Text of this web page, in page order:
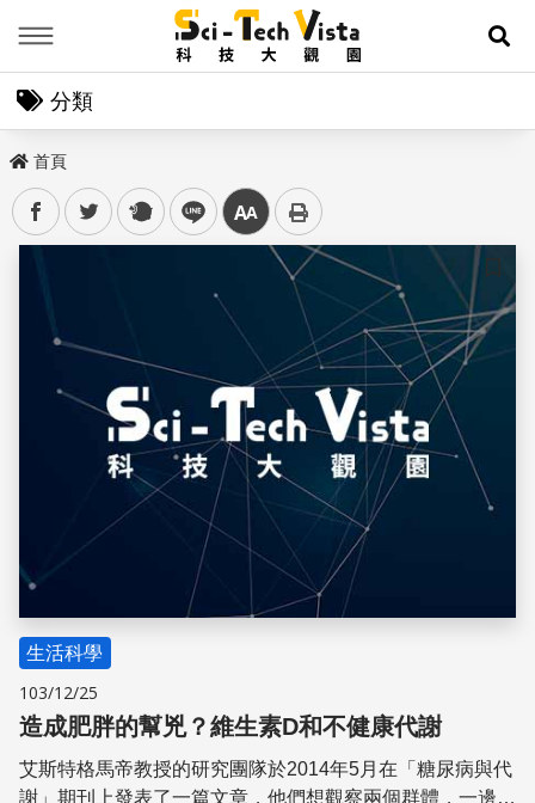
展
分類
首頁
facebooktwitter plurk line 中
儲存
生活科學
103/12/25
造成肥胖的幫兇？維生素D和不健康代謝
艾斯特格馬帝教授的研究團隊於2014年5月在「糖尿病與代
謝」期刊上發表了一篇文章，他們想觀察兩個群體，一邊是